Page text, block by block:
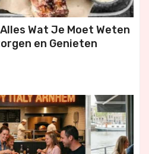
Wat Je Moet Weten
en Genieten